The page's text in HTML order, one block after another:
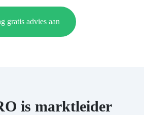
gratis advies aan
is marktleider